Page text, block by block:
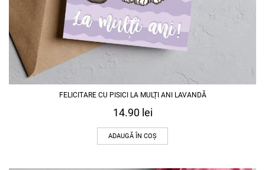
FELICITARE CU PISICI LA MULȚI ANI LAVANDĂ
14.90 lei
ADAUGĂ ÎN COȘ